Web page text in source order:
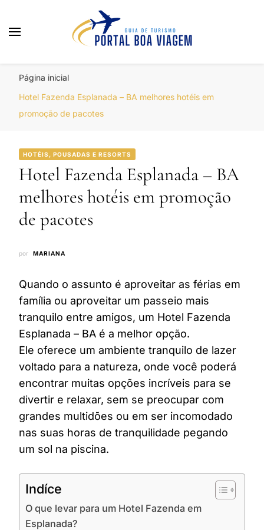
Página inicial
Hotel Fazenda Esplanada – BA melhores hotéis em
promoção de pacotes
HOTÉIS, POUSADAS E RESORTS
Hotel Fazenda Esplanada – BA
melhores hotéis em promoção
de pacotes
por MARIANA
Quando o assunto é aproveitar as férias em
família ou aproveitar um passeio mais
tranquilo entre amigos, um Hotel Fazenda
Esplanada – BA é a melhor opção.
Ele oferece um ambiente tranquilo de lazer
voltado para a natureza, onde você poderá
encontrar muitas opções incríveis para se
divertir e relaxar, sem se preocupar com
grandes multidões ou em ser incomodado
nas suas horas de tranquilidade pegando
um sol na piscina.
Indíce
O que levar para um Hotel Fazenda em
Esplanada?